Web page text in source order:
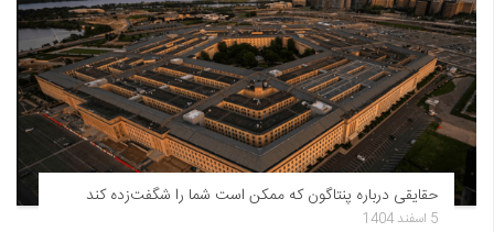
حقایقی درباره پنتاگون که ممکن است شما را شگفت‌زده کند
5 اسفند 1404